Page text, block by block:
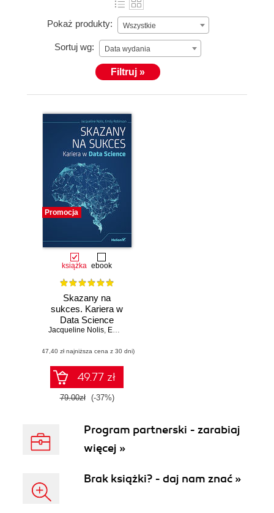
Pokaż produkty: Wszystkie
Sortuj wg: Data wydania
Filtruj »
Promocja
książka ebook
Skazany na
sukces. Kariera w
Data Science
Jacqueline Nolis, Emily Robinson
(47,40 zł najniższa cena z 30 dni)
49.77 zł
79.00zł (-37%)
Program partnerski - zarabiaj
więcej »
Brak książki? - daj nam znać »